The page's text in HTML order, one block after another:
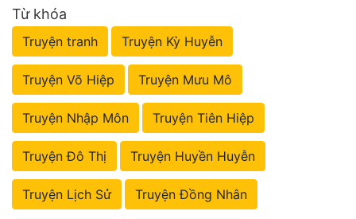
Từ khóa
Truyện tranh Truyện Kỳ Huyễn
Truyện Võ Hiệp Truyện Mưu Mô
Truyện Nhập Môn Truyện Tiên Hiệp
Truyện Đô Thị Truyện Huyền Huyễn
Truyện Lịch Sử Truyện Đồng Nhân